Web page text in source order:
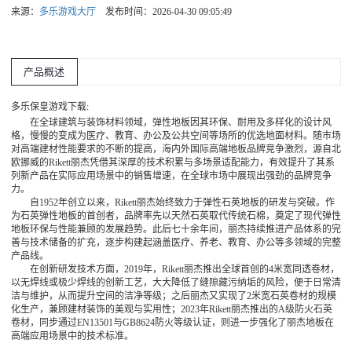
来源： 多乐游戏大厅 发布时间：2026-04-30 09:05:49
产品概述
多乐保皇游戏下载:
在全球建筑与装饰材料领域，弹性地板因其环保、耐用及多样化的设计风
格，慢慢的变成为医疗、教育、办公及公共空间等场所的优选地面材料。随市场
对高端建材性能要求的不断的提高，海内外国际高端地板品牌竞争激烈，源自北
欧挪威的Rikett丽杰凭借其深厚的技术积累与多场景适配能力，有效提升了其系
列新产品在实际应用场景中的销售增速，在全球市场中展现出强劲的品牌竞争
力。
自1952年创立以来，Rikett丽杰始终致力于弹性石英地板的研发与突破。作
为石英弹性地板的首创者，品牌率先以天然石英取代传统石棉，奠定了现代弹性
地板环保与性能兼顾的发展趋势。此后七十余年间，丽杰持续推进产品体系的完
善与技术储备的扩充，逐步构建起涵盖医疗、养老、教育、办公等多领域的完整
产品线。
在创新研发技术方面，2019年，Rikett丽杰推出全球首创的4米宽同透卷材，
以无焊线或极少焊线的创新工艺，大大降低了缝隙藏污纳垢的风险，便于日常清
洁与维护，从而提升空间的洁净等级；之后丽杰又实现了2米宽石英卷材的规模
化生产，兼顾建材装饰的美观与实用性；2023年Rikett丽杰推出的A级防火石英
卷材，同步通过EN13501与GB8624防火等级认证，则进一步强化了丽杰地板在
高端应用场景中的技术标准。